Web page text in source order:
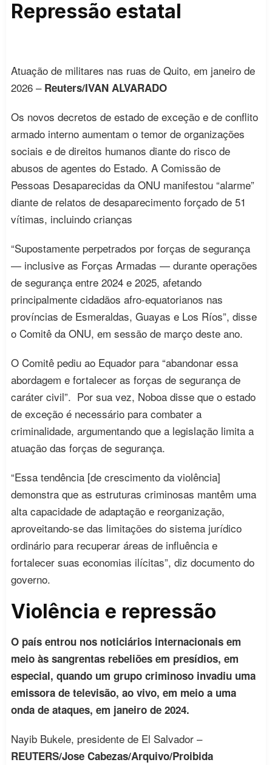
Repressão estatal
Atuação de militares nas ruas de Quito, em janeiro de
2026 – Reuters/IVAN ALVARADO
Os novos decretos de estado de exceção e de conflito
armado interno aumentam o temor de organizações
sociais e de direitos humanos diante do risco de
abusos de agentes do Estado. A Comissão de
Pessoas Desaparecidas da ONU manifestou “alarme”
diante de relatos de desaparecimento forçado de 51
vítimas, incluindo crianças
“Supostamente perpetrados por forças de segurança
— inclusive as Forças Armadas — durante operações
de segurança entre 2024 e 2025, afetando
principalmente cidadãos afro-equatorianos nas
províncias de Esmeraldas, Guayas e Los Ríos”, disse
o Comitê da ONU, em sessão de março deste ano.
O Comitê pediu ao Equador para “abandonar essa
abordagem e fortalecer as forças de segurança de
caráter civil”. Por sua vez, Noboa disse que o estado
de exceção é necessário para combater a
criminalidade, argumentando que a legislação limita a
atuação das forças de segurança.
“Essa tendência [de crescimento da violência]
demonstra que as estruturas criminosas mantêm uma
alta capacidade de adaptação e reorganização,
aproveitando-se das limitações do sistema jurídico
ordinário para recuperar áreas de influência e
fortalecer suas economias ilícitas”, diz documento do
governo.
Violência e repressão
O país entrou nos noticiários internacionais em
meio às sangrentas rebeliões em presídios, em
especial, quando um grupo criminoso invadiu uma
emissora de televisão, ao vivo, em meio a uma
onda de ataques, em janeiro de 2024.
Nayib Bukele, presidente de El Salvador –
REUTERS/Jose Cabezas/Arquivo/Proibida